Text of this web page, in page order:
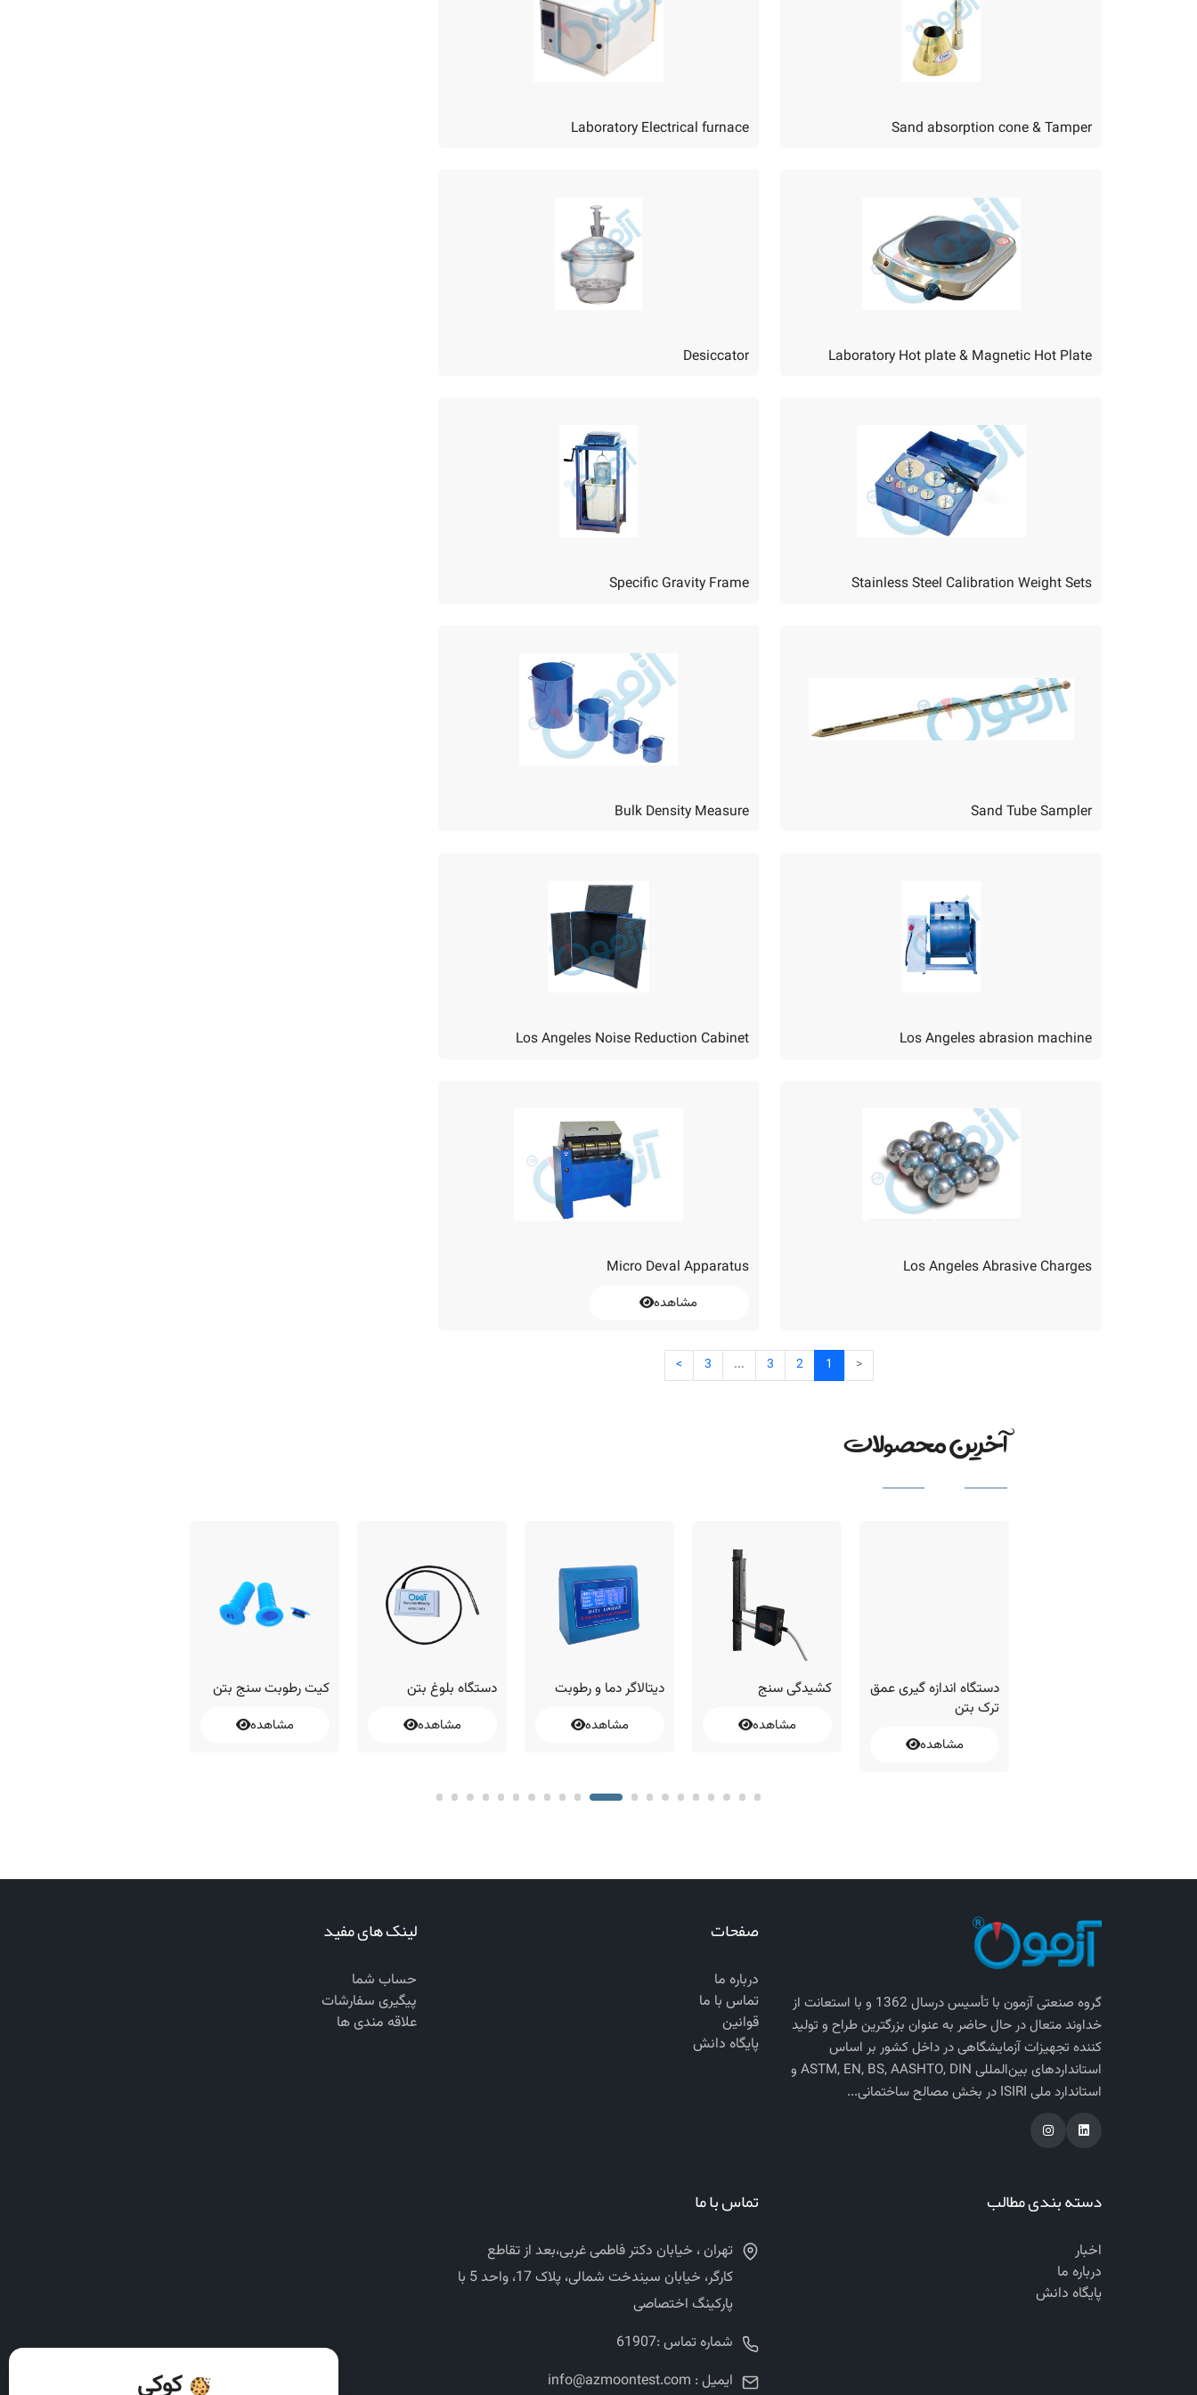
Sand absorption cone & Tamper
Laboratory Electrical furnace
Laboratory Hot plate & Magnetic Hot Plate
Desiccator
Stainless Steel Calibration Weight Sets
Specific Gravity Frame
Sand Tube Sampler
Bulk Density Measure
Los Angeles abrasion machine
Los Angeles Noise Reduction Cabinet
Los Angeles Abrasive Charges
Micro Deval Apparatus
مشاهده
<
1
2
3
...
3
>
آخرین محصولات
کیت رطوبت سنج بتن
مشاهده
دستگاه بلوغ بتن
مشاهده
دیتالاگر دما و رطوبت
مشاهده
کشیدگی سنج
مشاهده
دستگاه اندازه گیری عمق
ترک بتن
مشاهده
گروه صنعتی آزمون با تأسیس درسال 1362 و با استعانت از
خداوند متعال در حال حاضر به عنوان بزرگترین طراح و تولید
کننده تجهیزات آزمایشگاهی در داخل کشور بر اساس
استاندارد‌های بین‌المللی ASTM, EN, BS, AASHTO, DIN و
استاندارد ملی ISIRI در بخش مصالح ساختمانی...
صفحات
درباره ما
تماس با ما
قوانین
پایگاه دانش
لینک های مفید
حساب شما
پیگیری سفارشات
علاقه مندی ها
دسته بندی مطالب
اخبار
درباره ما
پایگاه دانش
تماس با ما
تهران ، خیابان دکتر فاطمی غربی،بعد از تقاطع
کارگر، خیابان سیندخت شمالی، پلاک 17، واحد 5 با
پارکینگ اختصاصی
شماره تماس :61907
ایمیل : info@azmoontest.com
کوکی